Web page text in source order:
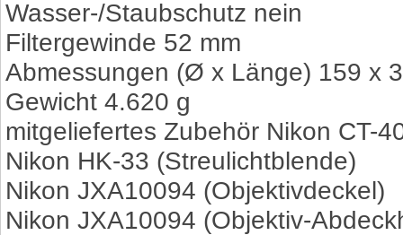
Wasser-/Staubschutz nein
Filtergewinde 52 mm
Abmessungen (Ø x Länge) 159 x
Gewicht 4.620 g
mitgeliefertes Zubehör Nikon CT-
Nikon HK-33 (Streulichtblende)
Nikon JXA10094 (Objektivdeckel)
Nikon JXA10094 (Objektiv-